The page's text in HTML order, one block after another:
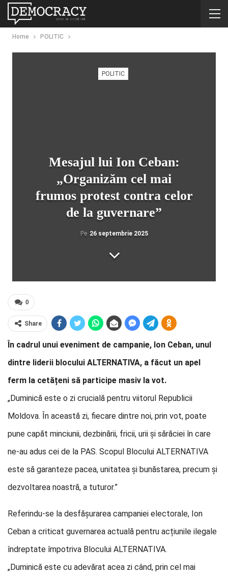
Home POLITIC
POLITIC
Mesajul lui Ion Ceban:
„Organizăm cel mai
frumos protest contra celor
de la guvernare”
Pe 26 septembrie 2025
0
Share
În cadrul unui eveniment de campanie, Ion Ceban, unul
dintre liderii blocului ALTERNATIVA, a făcut un apel
ferm la cetățeni să participe masiv la vot.
„Duminică este o zi crucială pentru viitorul Republicii
Moldova. În această zi, fiecare dintre noi, prin vot, poate
pune capăt minciunii, dezbinării, fricii, urii și sărăciei în care
ne-au adus cei de la PAS. Scopul Blocului ALTERNATIVA
este să garanteze pacea, unitatea și bunăstarea, precum și
dezvoltarea noastră, a tuturor.”
Referindu-se la desfășurarea campaniei electorale, Ion
Ceban a criticat guvernarea actuală pentru acțiunile ilegale
îndreptate împotriva Blocului ALTERNATIVA.
„Duminică este cu adevărat acea zi când, prin cel mai